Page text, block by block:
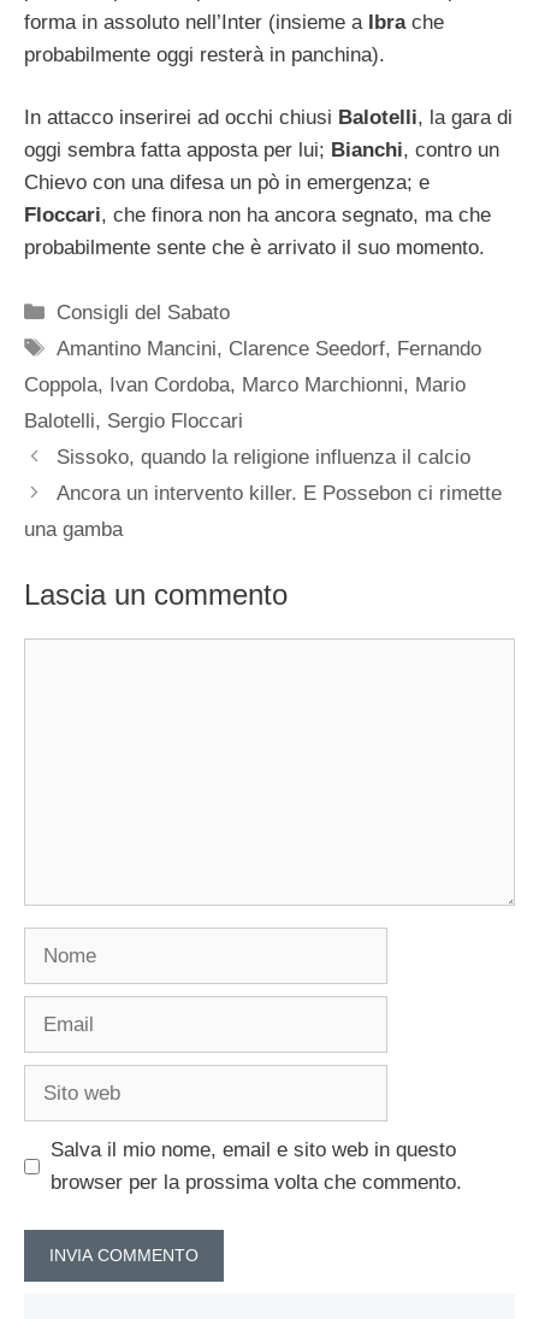
forma in assoluto nell’Inter (insieme a Ibra che
probabilmente oggi resterà in panchina).
In attacco inserirei ad occhi chiusi Balotelli, la gara di
oggi sembra fatta apposta per lui; Bianchi, contro un
Chievo con una difesa un pò in emergenza; e
Floccari, che finora non ha ancora segnato, ma che
probabilmente sente che è arrivato il suo momento.
Categorie
Consigli del Sabato
Tag
Amantino Mancini, Clarence Seedorf, Fernando
Coppola, Ivan Cordoba, Marco Marchionni, Mario
Balotelli, Sergio Floccari
Sissoko, quando la religione influenza il calcio
Ancora un intervento killer. E Possebon ci rimette
una gamba
Lascia un commento
Nome
Email
Sito
Salva il mio nome, email e sito web in questo
browser per la prossima volta che commento.